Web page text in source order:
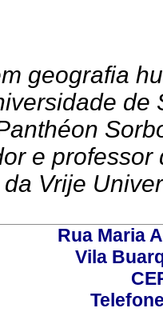
geografia
de
e
Vrije
Rua Maria
Vila